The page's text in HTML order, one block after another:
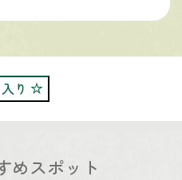
り
めスポット